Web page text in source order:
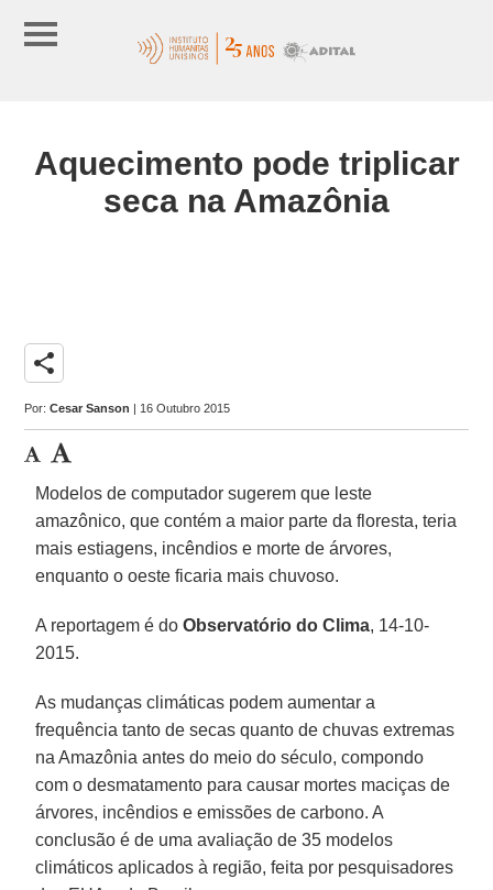
Aquecimento pode triplicar
seca na Amazônia
share
Por:Cesar Sanson | 16 Outubro 2015
Modelos de computador sugerem que leste
amazônico, que contém a maior parte da floresta, teria
mais estiagens, incêndios e morte de árvores,
enquanto o oeste ficaria mais chuvoso.
A reportagem é doObservatório do Clima, 14-10-
2015.
As mudanças climáticas podem aumentar a
frequência tanto de secas quanto de chuvas extremas
na Amazônia antes do meio do século, compondo
com o desmatamento para causar mortes maciças de
árvores, incêndios e emissões de carbono. A
conclusão é de uma avaliação de 35 modelos
climáticos aplicados à região, feita por pesquisadores